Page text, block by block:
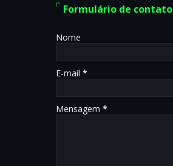
Formulário de contato
Nome
E-mail *
Mensagem *